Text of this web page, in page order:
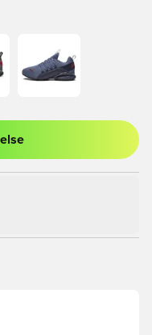
tilmelde dig som medlem